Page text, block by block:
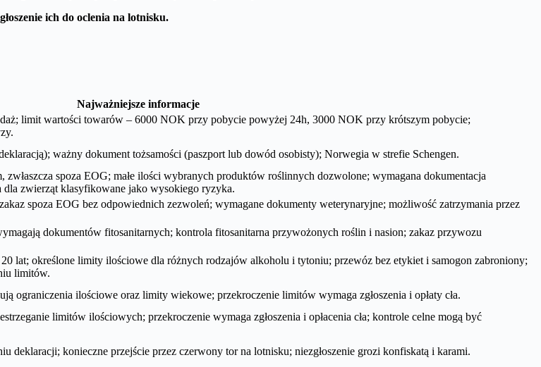
ich do oclenia na lotnisku.
Najważniejsze informacje
limit wartości towarów – 6000 NOK przy pobycie powyżej 24h, 3000 NOK przy krótszym pobycie;
ważny dokument tożsamości (paszport lub dowód osobisty); Norwegia w strefie Schengen.
spoza EOG; małe ilości wybranych produktów roślinnych dozwolone; wymagana dokumentacja
zwierząt klasyfikowane jako wysokiego ryzyka.
spoza EOG bez odpowiednich zezwoleń; wymagane dokumenty weterynaryjne; możliwość zatrzymania przez
dokumentów fitosanitarnych; kontrola fitosanitarna przywożonych roślin i nasion; zakaz przywozu
lat; określone limity ilościowe dla różnych rodzajów alkoholu i tytoniu; przewóz bez etykiet i samogon zabroniony;
limitów.
ograniczenia ilościowe oraz limity wiekowe; przekroczenie limitów wymaga zgłoszenia i opłaty cła.
limitów ilościowych; przekroczenie wymaga zgłoszenia i opłacenia cła; kontrole celne mogą być
deklaracji; konieczne przejście przez czerwony tor na lotnisku; niezgłoszenie grozi konfiskatą i karami.